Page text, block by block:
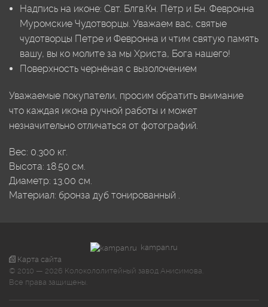
Надпись на иконе: Свт. Блгв.Кн. Пётр и Бн. Февронна
Муромские Чудотворцы. Уважаем вас, святые
чудотворцы Петре и Февронна и чтим святую память
вашу, вы ко молите за мы Христа, Бога нашего!
Поверхность чернёная с вызолочением
Уважаемые покупатели, просим обратить внимание
что каждая икона ручной работы и может
незначительно отличаться от фотографий.
Вес: 0.300 кг.
Высота: 18.50 см.
Диаметр: 13.00 см.
Материал: бронза дуб тонированный
kampan.ru
Карта сайта
© 2010 — 2026 Колокололитейный завод Анисимова.
Все права защищены.